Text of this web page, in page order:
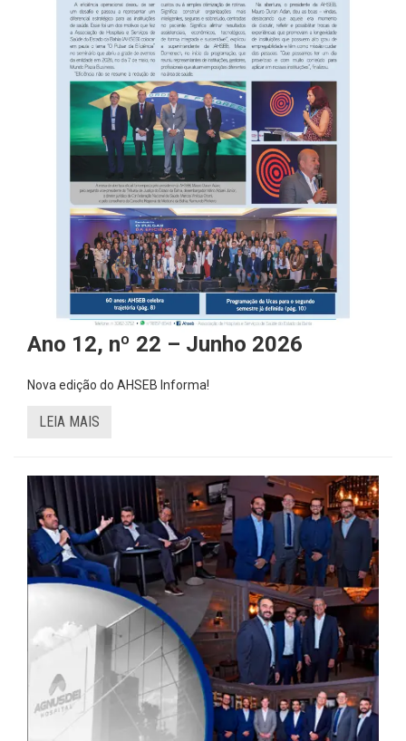
Ano 12, nº 22 – Junho 2026
Nova edição do AHSEB Informa!
LEIA MAIS